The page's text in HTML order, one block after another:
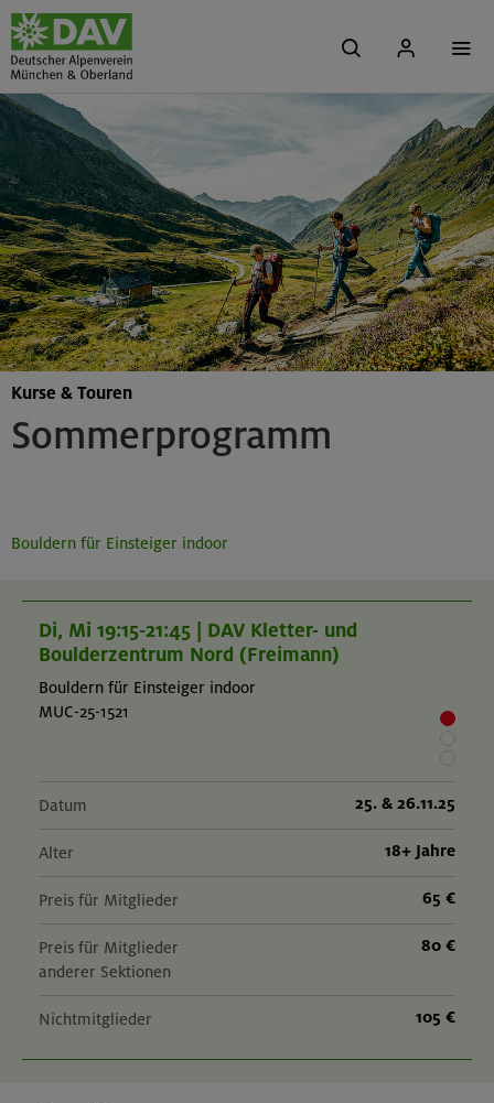
Sommerprogramm
Kurse & Touren
Bouldern für Einsteiger indoor
Di, Mi 19:15-21:45 | DAV Kletter- und
Boulderzentrum Nord (Freimann)
Bouldern für Einsteiger indoor
MUC-25-1521
Datum 25. & 26.11.25
Alter 18+ Jahre
Preis für Mitglieder 65 €
Preis für Mitglieder
anderer Sektionen
80 €
Nichtmitglieder 105 €